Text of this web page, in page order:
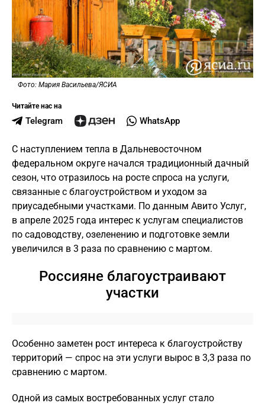
Фото: Мария Васильева/ЯСИА
Читайте нас на
Telegram WhatsApp
С наступлением тепла в Дальневосточном
федеральном округе начался традиционный дачный
сезон, что отразилось на росте спроса на услуги,
связанные с благоустройством и уходом за
приусадебными участками. По данным Авито Услуг,
в апреле 2025 года интерес к услугам специалистов
по садоводству, озеленению и подготовке земли
увеличился в 3 раза по сравнению с мартом.
Россияне благоустраивают
участки
Особенно заметен рост интереса к благоустройству
территорий — спрос на эти услуги вырос в 3,3 раза по
сравнению с мартом.
Одной из самых востребованных услуг стало